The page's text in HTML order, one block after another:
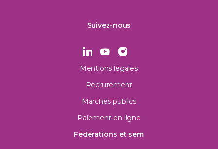
Suivez-nous
Mentions légales
Recrutement
Marchés publics
Paiement en ligne
Fédérations et sem